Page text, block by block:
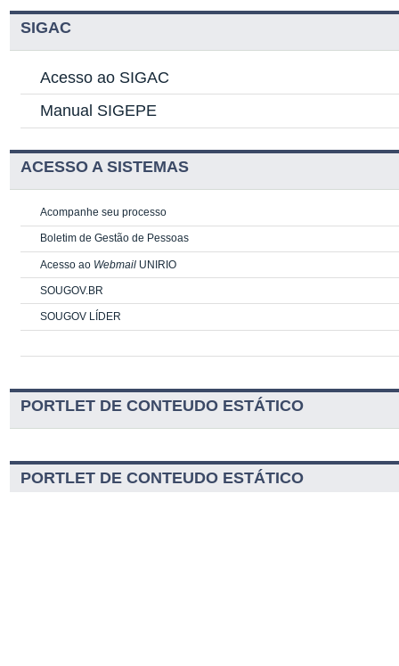
SIGAC
Acesso ao SIGAC
Manual SIGEPE
ACESSO A SISTEMAS
Acompanhe seu processo
Boletim de Gestão de Pessoas
Acesso ao Webmail UNIRIO
SOUGOV.BR
SOUGOV LÍDER
PORTLET DE CONTEUDO ESTÁTICO
PORTLET DE CONTEUDO ESTÁTICO